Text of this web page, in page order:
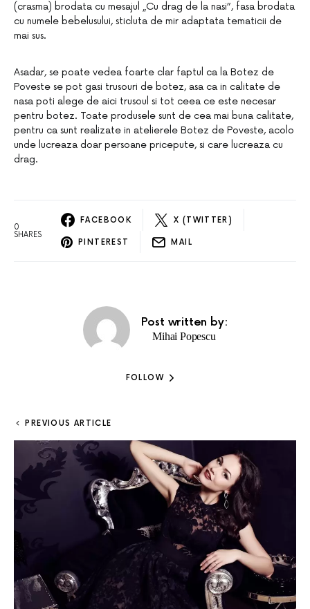
(crasma) brodata cu mesajul „Cu drag de la nasi”, fasa brodata
cu numele bebelusului, sticluta de mir adaptata tematicii de
mai sus.
Asadar, se poate vedea foarte clar faptul ca la Botez de
Poveste se pot gasi trusouri de botez, asa ca in calitate de
nasa poti alege de aici trusoul si tot ceea ce este necesar
pentru botez. Toate produsele sunt de cea mai buna calitate,
pentru ca sunt realizate in atelierele Botez de Poveste, acolo
unde lucreaza doar persoane pricepute, si care lucreaza cu
drag.
0
SHARES
FACEBOOK X (TWITTER)
PINTEREST MAIL
Post written by:
Mihai Popescu
FOLLOW
PREVIOUS ARTICLE